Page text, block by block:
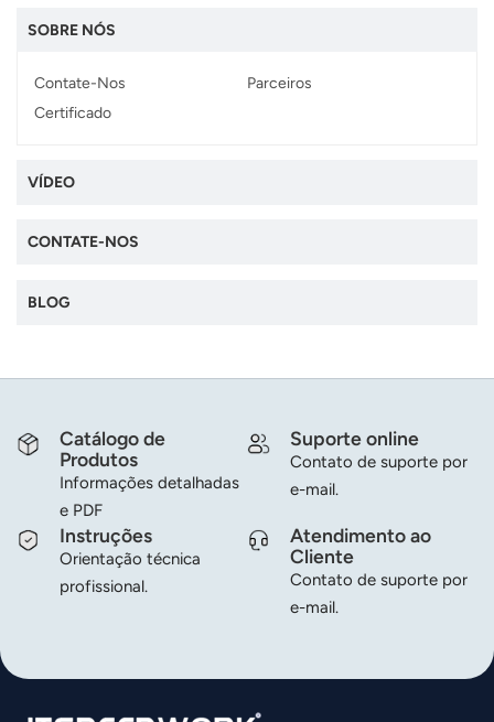
SOBRE NÓS
Contate-Nos
Parceiros
Certificado
VÍDEO
CONTATE-NOS
BLOG
Catálogo de
Produtos
Informações detalhadas
e PDF
Suporte online
Contato de suporte por
e-mail.
Instruções
Orientação técnica
profissional.
Atendimento ao
Cliente
Contato de suporte por
e-mail.